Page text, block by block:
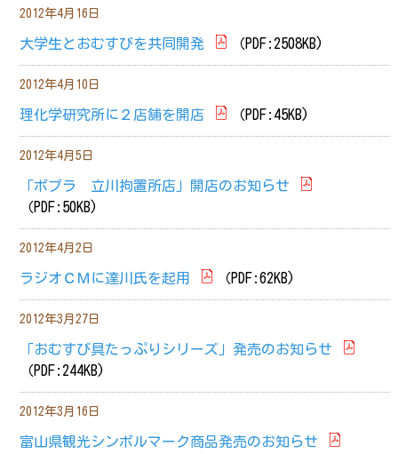
2012年4月16日
大学生とおむすびを共同開発 （PDF:2508KB)
2012年4月10日
理化学研究所に２店舗を開店 （PDF:45KB)
2012年4月5日
「ポプラ 立川拘置所店」開店のお知らせ
（PDF:50KB)
2012年4月2日
ラジオＣＭに達川氏を起用 （PDF:62KB)
2012年3月27日
「おむすび具たっぷりシリーズ」発売のお知らせ
（PDF:244KB)
2012年3月16日
富山県観光シンボルマーク商品発売のお知らせ